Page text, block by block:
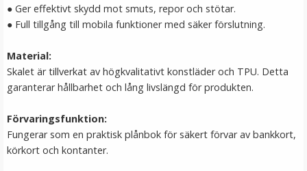
Ulanzi Mobilhållare vridbar för stativ & blixtsko
● Ger effektivt skydd mot smuts, repor och stötar.
● Full tillgång till mobila funktioner med säker förslutning.
Material:
Skalet är tillverkat av högkvalitativt konstläder och TPU. Detta
garanterar hållbarhet och lång livslängd för produkten.
Förvaringsfunktion:
Fungerar som en praktisk plånbok för säkert förvar av bankkort,
körkort och kontanter.